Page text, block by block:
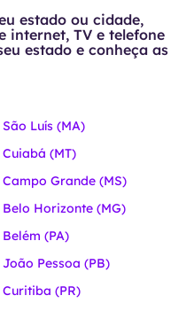
estado ou cidade,
internet, TV e telefone
estado e conheça as
São Luís (MA)
Cuiabá (MT)
Campo Grande (MS)
Belo Horizonte (MG)
Belém (PA)
João Pessoa (PB)
Curitiba (PR)